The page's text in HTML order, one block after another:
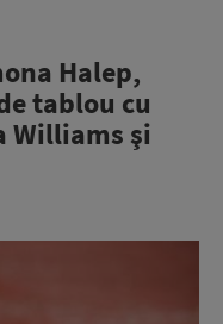
Halep,
tablou cu
Williams şi